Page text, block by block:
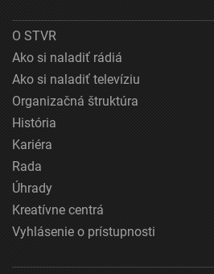
O STVR
Ako si naladiť rádiá
Ako si naladiť televíziu
Organizačná štruktúra
História
Kariéra
Rada
Úhrady
Kreatívne centrá
Vyhlásenie o prístupnosti